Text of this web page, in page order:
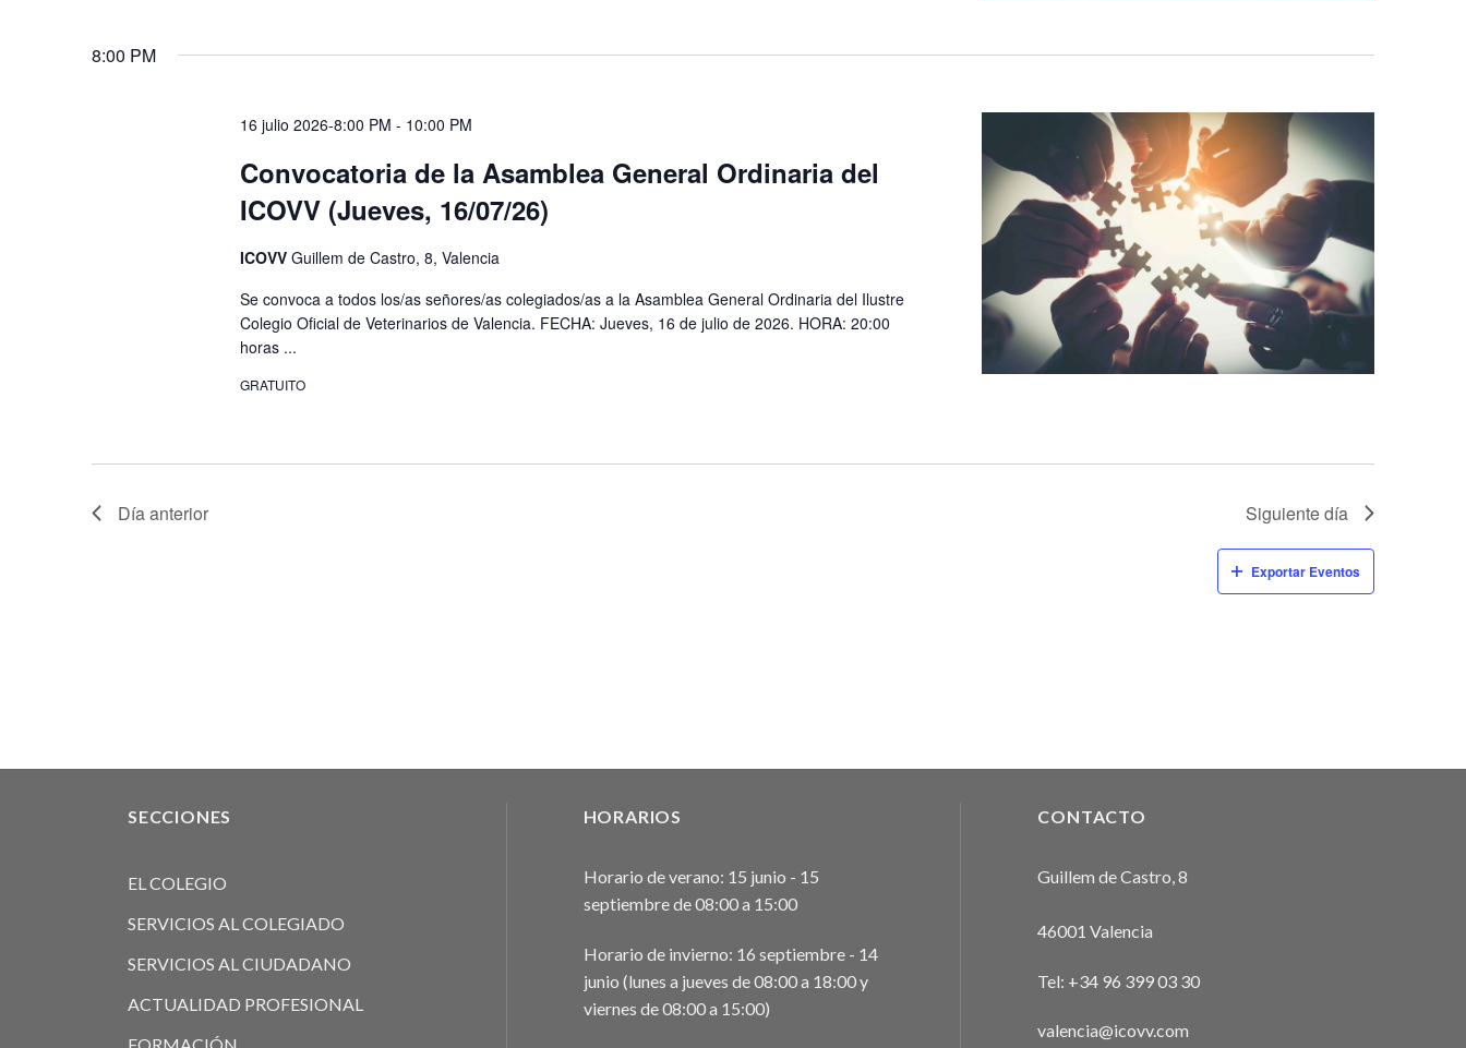
8:00 PM
16 julio 2026-8:00 PM - 10:00 PM
Convocatoria de la Asamblea General Ordinaria del
ICOVV (Jueves, 16/07/26)
ICOVV Guillem de Castro, 8, Valencia
Se convoca a todos los/as señores/as colegiados/as a la Asamblea General Ordinaria del Ilustre
Colegio Oficial de Veterinarios de Valencia. FECHA: Jueves, 16 de julio de 2026. HORA: 20:00
horas ...
GRATUITO
Día anterior Siguiente día
Exportar Eventos
SECCIONES
EL COLEGIO
SERVICIOS AL COLEGIADO
SERVICIOS AL CIUDADANO
ACTUALIDAD PROFESIONAL
HORARIOS
Horario de verano: 15 junio - 15
septiembre de 08:00 a 15:00
Horario de invierno: 16 septiembre - 14
junio (lunes a jueves de 08:00 a 18:00 y
viernes de 08:00 a 15:00)
CONTACTO
Guillem de Castro, 8
46001 Valencia
Tel: +34 96 399 03 30
valencia@icovv.com